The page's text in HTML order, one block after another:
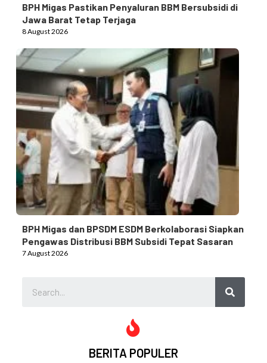
BPH Migas Pastikan Penyaluran BBM Bersubsidi di
Jawa Barat Tetap Terjaga
8 August 2026
BPH Migas dan BPSDM ESDM Berkolaborasi Siapkan
Pengawas Distribusi BBM Subsidi Tepat Sasaran
7 August 2026
BERITA POPULER